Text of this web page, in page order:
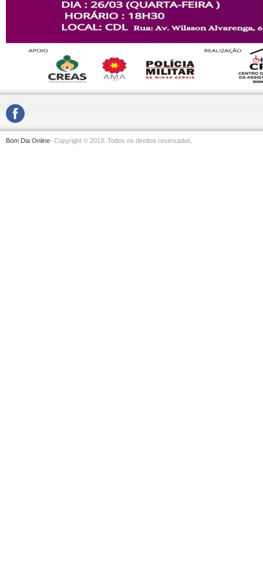
Bom Dia Online- Copyright © 2013. Todos os direitos reservados.